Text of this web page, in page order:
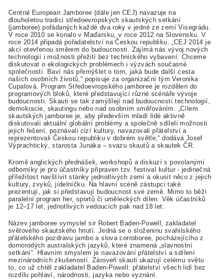
Central European Jamboree (dále jen CEJ) navazuje na
dlouholetou tradici středoevropských skautských setkání
(jamboree) pořádaných každé dva roky v jedné ze zemí Visegrádu.
V roce 2010 se konalo v Maďarsku, v roce 2012 na Slovensku. V
roce 2014 připadá pořadatelství na Českou republiku. „CEJ 2014 je
akcí otevřenou směrem do budoucnosti. Zajímá nás vývoj nových
technologií i možnosti přežití bez technického vybavení. Chceme
diskutovat o ekologických problémech i výzvách současné
společnosti. Baví nás přemýšlet o tom, jaká bude další cesta
našich osobních životů,“ popisuje za organizační tým Veronika
Cupalová. Program Středoevropského jamboree je rozdělen do
programových bloků, které představující různé scénáře vývoje
budoucnosti. Skauti se tak zamýšlejí nad budoucností technologií,
demokracie, skautingu nebo nad osobním směřováním. „Cílem
skautských jamboree je, aby především mladí lidé aktivně
diskutovali aktuální globální problémy a společně sdíleli možnosti
jejich řešení, poznávali cizí kultury, navazovali přátelství a
reprezentovali Českou republiku v dobrém světle,“ dodává Josef
Výprachtický, starosta Junáka – svazu skautů a skautek ČR.
Kromě anglických přednášek, workshopů a diskuzí s povolanými
odborníky je pro účastníky připraven tzv. festival kultur - jedinečná
příležitost navštívit stánky jednotlivých zemí a okusit něco z jejich
kultury, zvyků, jídelníčku. Na hlavní scéně zástupci také
prezentují, jak si představují budoucnost své země. Mimo to běží
paralelní program her, sportů či uměleckých dílen. Věk účastníků
je 12–17 let, jednotlivých vedoucích pak nad 18 let.
Název jamboree vymyslel sir Robert Baden-Powell, zakladatel
světového skautského hnutí. Jedná se o složeninu svahilského
přátelského pozdravu jambo a slova corroboree, pocházejícího z
domorodých australských jazyků, které znamená „slavnostní
setkání“. Hlavním smyslem je navazování přátelství a sdílení
mezinárodních zkušeností. Zároveň skauti ukazují celému světu
to, co už chtěl zakladatel Baden-Powell: přátelství všech lidí bez
rozdílu pohlaví, národnosti, jazyka nebo vyznání.